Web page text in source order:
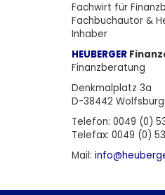
Fachwirt für
Fachbuchautor &
Inhaber
HEUBERGER
Finanzberatung
Denkmalplatz 3a
D-38442
Telefon: 0049 (0)
Telefax: 0049 (0)
Mail: